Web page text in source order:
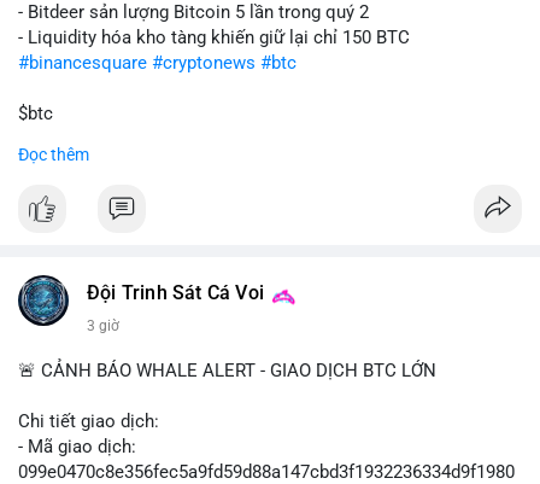
- Bitdeer sản lượng Bitcoin 5 lần trong quý 2
- Liquidity hóa kho tàng khiến giữ lại chỉ 150 BTC
#binancesquare #cryptonews #btc
$btc
#vlikevn
📰 Nguồn: Cointelegraph
Đọc thêm
Đội Trinh Sát Cá Voi
3 giờ
🚨 CẢNH BÁO WHALE ALERT - GIAO DỊCH BTC LỚN
Chi tiết giao dịch:
- Mã giao dịch:
099e0470c8e356fec5a9fd59d88a147cbd3f1932236334d9f1980